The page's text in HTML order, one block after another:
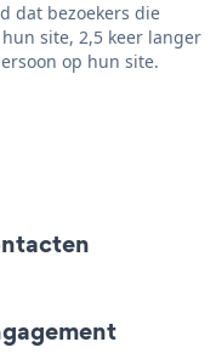
dat bezoekers die
site, 2,5 keer langer
op hun site.